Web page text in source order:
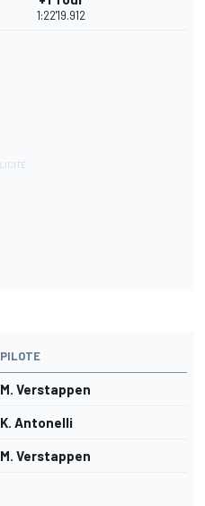
1:22'19.912
PILOTE
M. Verstappen
K. Antonelli
M. Verstappen